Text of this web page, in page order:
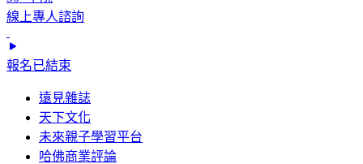
線上專人諮詢
報名已結束
遠見雜誌
天下文化
未來親子學習平台
哈佛商業評論